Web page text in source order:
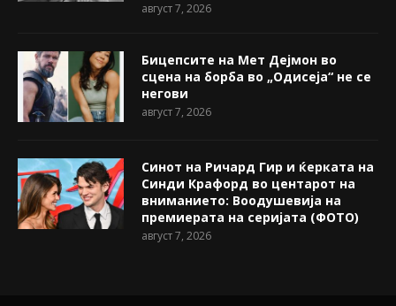
август 7, 2026
Бицепсите на Мет Дејмон во
сцена на борба во „Одисеја“ не се
негови
август 7, 2026
Синот на Ричард Гир и ќерката на
Синди Крафорд во центарот на
вниманието: Воодушевија на
премиерата на серијата (ФОТО)
август 7, 2026